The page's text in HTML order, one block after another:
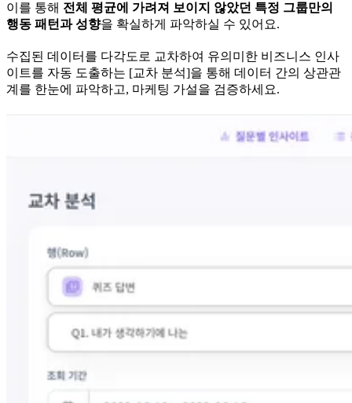
이를 통해 전체 평균에 가려져 보이지 않았던 특정 그룹만의
행동 패턴과 성향을 확실하게 파악하실 수 있어요.
수집된 데이터를 다각도로 교차하여 유의미한 비즈니스 인사
이트를 자동 도출하는 [교차 분석]을 통해 데이터 간의 상관관
계를 한눈에 파악하고, 마케팅 가설을 검증하세요.